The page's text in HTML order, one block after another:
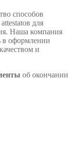
способов
для
Наша компания
в оформлении
и
об окончании